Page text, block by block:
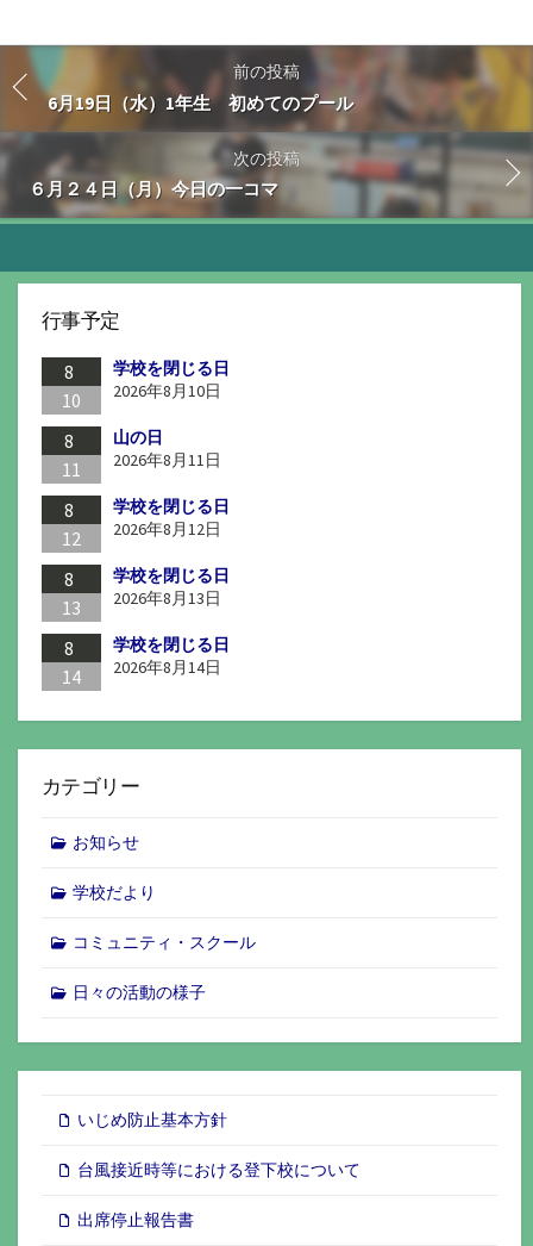
前の投稿
6月19日（水）1年生 初めてのプール
次の投稿
６月２４日（月）今日の一コマ
行事予定
8
10
学校を閉じる日
2026年8月10日
8
11
山の日
2026年8月11日
8
12
学校を閉じる日
2026年8月12日
8
13
学校を閉じる日
2026年8月13日
8
14
学校を閉じる日
2026年8月14日
カテゴリー
お知らせ
学校だより
コミュニティ・スクール
日々の活動の様子
いじめ防止基本方針
台風接近時等における登下校について
出席停止報告書